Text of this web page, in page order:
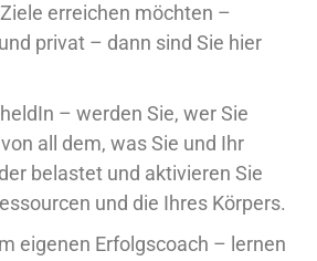
erreichen möchten –
privat – dann sind Sie hier
– werden Sie, wer Sie
all dem, was Sie und Ihr
belastet und aktivieren Sie
und die Ihres Körpers.
eigenen Erfolgscoach – lernen